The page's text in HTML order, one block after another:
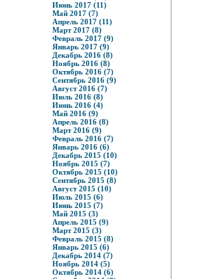
Июнь 2017 (11)
Май 2017 (7)
Апрель 2017 (11)
Март 2017 (8)
Февраль 2017 (9)
Январь 2017 (9)
Декабрь 2016 (8)
Ноябрь 2016 (8)
Октябрь 2016 (7)
Сентябрь 2016 (9)
Август 2016 (7)
Июль 2016 (8)
Июнь 2016 (4)
Май 2016 (9)
Апрель 2016 (8)
Март 2016 (9)
Февраль 2016 (7)
Январь 2016 (6)
Декабрь 2015 (10)
Ноябрь 2015 (7)
Октябрь 2015 (10)
Сентябрь 2015 (8)
Август 2015 (10)
Июль 2015 (6)
Июнь 2015 (7)
Май 2015 (3)
Апрель 2015 (9)
Март 2015 (3)
Февраль 2015 (8)
Январь 2015 (6)
Декабрь 2014 (7)
Ноябрь 2014 (5)
Октябрь 2014 (6)